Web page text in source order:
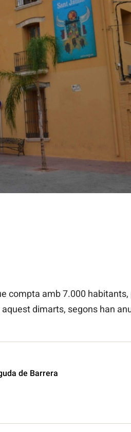
compta amb 7.000 habitants,
dimarts, segons han
de Barrera